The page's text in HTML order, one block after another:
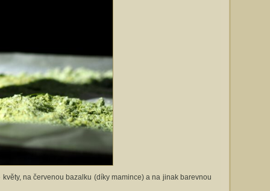
na červenou bazalku (díky mamince) a na jinak barevnou